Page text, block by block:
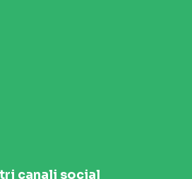
canali social